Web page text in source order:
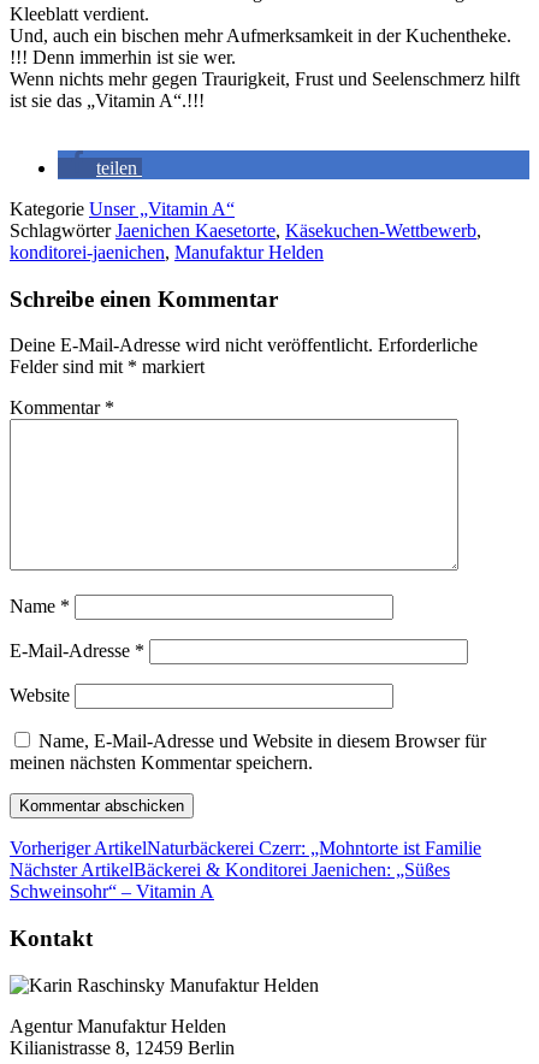
Kleeblatt verdient.
Und, auch ein bischen mehr Aufmerksamkeit in der Kuchentheke.
!!! Denn immerhin ist sie wer.
Wenn nichts mehr gegen Traurigkeit, Frust und Seelenschmerz hilft
ist sie das „Vitamin A“.!!!
teilen
Kategorie Unser „Vitamin A“
SchlagwörterJaenichen Kaesetorte, Käsekuchen-Wettbewerb,
konditorei-jaenichen, Manufaktur Helden
Schreibe einen Kommentar
Deine E-Mail-Adresse wird nicht veröffentlicht. Erforderliche
Felder sind mit * markiert
Kommentar *
Name *
E-Mail-Adresse *
Website
Name, E-Mail-Adresse und Website in diesem Browser für
meinen nächsten Kommentar speichern.
Vorheriger ArtikelNaturbäckerei Czerr: „Mohntorte ist Familie
Nächster ArtikelBäckerei & Konditorei Jaenichen: „Süßes
Schweinsohr“ – Vitamin A
Kontakt
Agentur Manufaktur Helden
Kilianistrasse 8, 12459 Berlin